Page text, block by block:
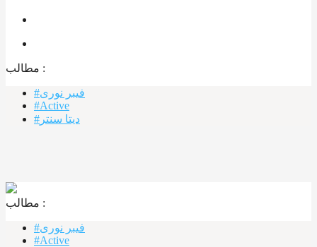
مطالب :‌
#فیبر نوری
#Active
#دیتا سنتر
مطالب :‌ ‌‌
#فیبر نوری
#Active